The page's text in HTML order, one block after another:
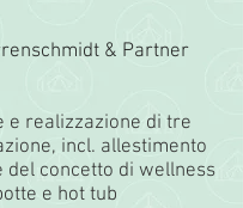
& Partner
e realizzazione di tre
incl. allestimento
del concetto di wellness
e hot tub